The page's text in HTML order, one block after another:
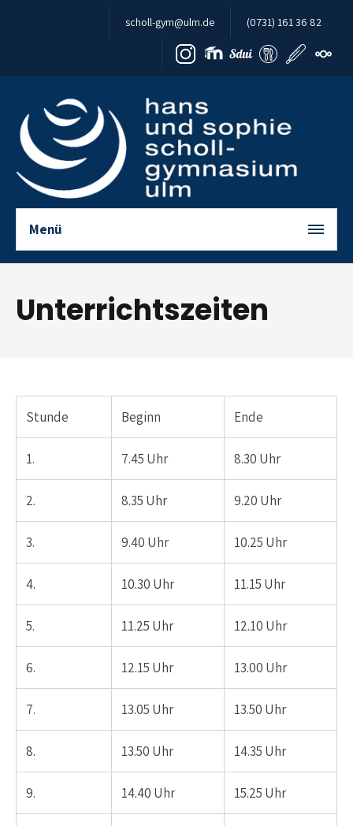
Zum Inhalt springen
scholl-gym@ulm.de (0731) 161 36 82
Menü
Unterrichtszeiten
Stunde Beginn Ende
1. 7.45 Uhr 8.30 Uhr
2. 8.35 Uhr 9.20 Uhr
3. 9.40 Uhr 10.25 Uhr
4. 10.30 Uhr 11.15 Uhr
5. 11.25 Uhr 12.10 Uhr
6. 12.15 Uhr 13.00 Uhr
7. 13.05 Uhr 13.50 Uhr
8. 13.50 Uhr 14.35 Uhr
9. 14.40 Uhr 15.25 Uhr